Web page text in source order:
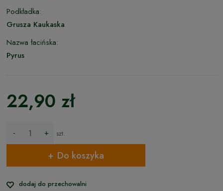
Podkładka:
Grusza Kaukaska
Nazwa łacińska:
Pyrus
22,90 zł
- + szt.
Do koszyka
dodaj do przechowalni